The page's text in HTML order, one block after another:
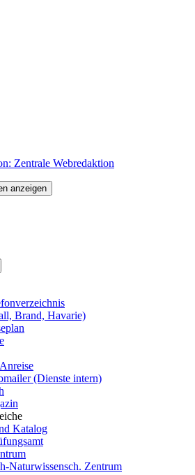
Zentrale Webredaktion
anzeigen
Brand, Havarie)
(Dienste intern)
Katalog
Naturwissensch. Zentrum